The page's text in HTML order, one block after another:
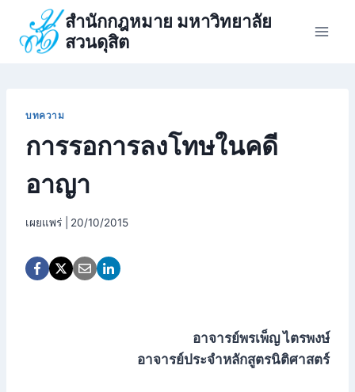
content
สำนักกฎหมาย มหาวิทยาลัย
สวนดุสิต
บทความ
การรอการลงโทษในคดี
อาญา
เผยแพร่ | 20/10/2015
อาจารย์พรเพ็ญ ไตรพงษ์
อาจารย์ประจำหลักสูตรนิติศาสตร์